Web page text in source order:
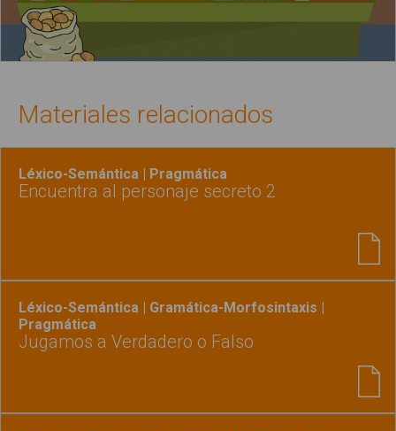
Materiales relacionados
Léxico-Semántica | Pragmática
Encuentra al personaje secreto 2
Léxico-Semántica | Gramática-Morfosintaxis |
Pragmática
Jugamos a Verdadero o Falso